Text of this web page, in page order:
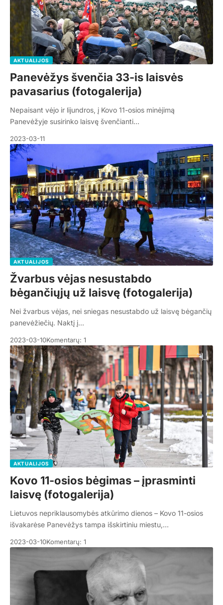
AKTUALIJOS
Panevėžys švenčia 33-is laisvės
pavasarius (fotogalerija)
Nepaisant vėjo ir lijundros, į Kovo 11-osios minėjimą
Panevėžyje susirinko laisvę švenčianti…
2023-03-11
AKTUALIJOS
Žvarbus vėjas nesustabdo
bėgančiųjų už laisvę (fotogalerija)
Nei žvarbus vėjas, nei sniegas nesustabdo už laisvę bėgančių
panevėžiečių. Naktį į…
2023-03-10Komentarų: 1
AKTUALIJOS
Kovo 11-osios bėgimas – įprasminti
laisvę (fotogalerija)
Lietuvos nepriklausomybės atkūrimo dienos – Kovo 11-osios
išvakarėse Panevėžys tampa išskirtiniu miestu,…
2023-03-10Komentarų: 1